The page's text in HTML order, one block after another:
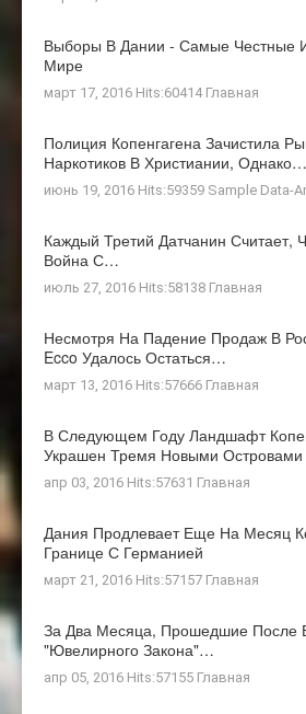
Выборы В Дании - Самые Честные
Мире
март 17, 2016 Hits:60414 Главная
Полиция Копенгагена Зачистила
Наркотиков В Христиании, Однако…
июнь 19, 2016 Hits:59359 Sample Data-
Каждый Третий Датчанин Считает,
Война С…
июль 27, 2016 Hits:58138 Главная
Несмотря На Падение Продаж В
Ecco Удалось Остаться…
март 13, 2016 Hits:57666 Главная
В Следующем Году Ландшафт
Украшен Тремя Новыми Островами
апр 03, 2016 Hits:57631 Главная
Дания Продлевает Еще На Месяц
Границе С Германией
март 21, 2016 Hits:57157 Главная
За Два Месяца, Прошедшие После
"ювелирного Закона"…
апр 05, 2016 Hits:57155 Главная